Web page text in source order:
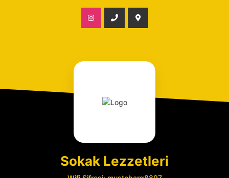
Sokak Lezzetleri